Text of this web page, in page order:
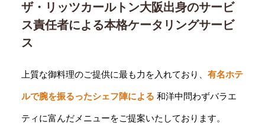
ザ・リッツカールトン大阪出身のサービ
ス責任者による本格ケータリングサービ
ス
上質な御料理のご提供に最も力を入れており、 有名ホテ
ルで腕を振るったシェフ陣による 和洋中問わずバラエ
ティに富んだメニューをご提案いたしております。